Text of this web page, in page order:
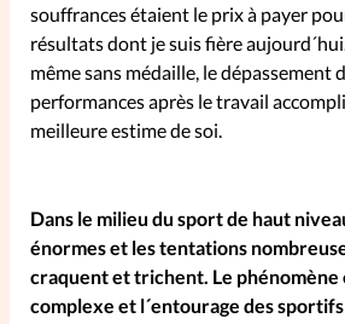
souffrances étaient le prix à payer
résultats dont je suis fière aujourd´hui.
même sans médaille, le dépassement
performances après le travail
meilleure estime de soi.
Dans le milieu du sport de haut
énormes et les tentations
craquent et trichent. Le phénomène
complexe et l´entourage des